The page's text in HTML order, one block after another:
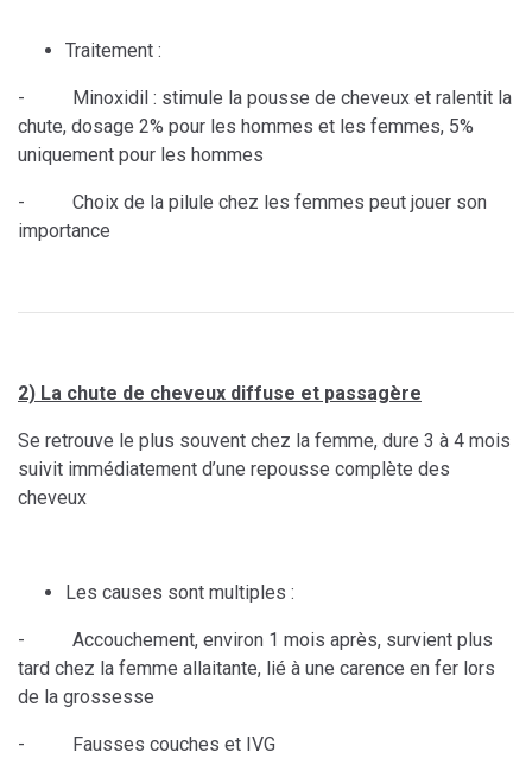
Traitement :
- Minoxidil : stimule la pousse de cheveux et ralentit la
chute, dosage 2% pour les hommes et les femmes, 5%
uniquement pour les hommes
- Choix de la pilule chez les femmes peut jouer son
importance
2) La chute de cheveux diffuse et passagère
Se retrouve le plus souvent chez la femme, dure 3 à 4 mois
suivit immédiatement d’une repousse complète des
cheveux
Les causes sont multiples :
- Accouchement, environ 1 mois après, survient plus
tard chez la femme allaitante, lié à une carence en fer lors
de la grossesse
- Fausses couches et IVG